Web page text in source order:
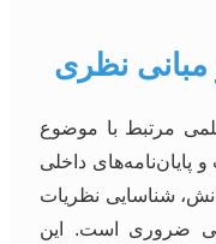
مرتبط با موضوع
پایان‌نامه‌های داخلی
شناسایی نظریات
ضروری است. این